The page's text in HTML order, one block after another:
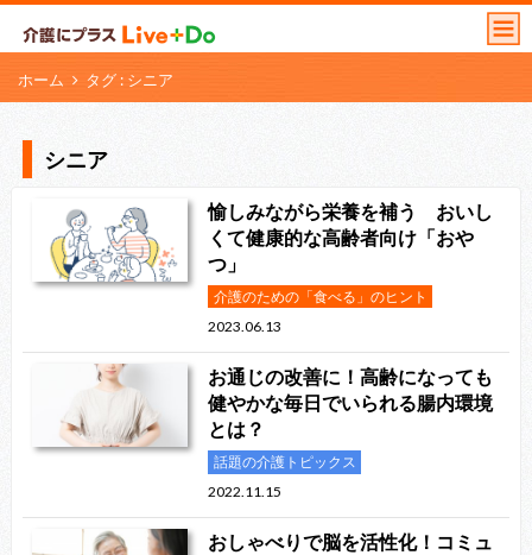
ホーム タグ : シニア
シニア
愉しみながら栄養を補う おいし
くて健康的な高齢者向け「おや
つ」
介護のための「食べる」のヒント
2023.06.13
お通じの改善に！高齢になっても
健やかな毎日でいられる腸内環境
とは？
話題の介護トピックス
2022.11.15
おしゃべりで脳を活性化！コミュ